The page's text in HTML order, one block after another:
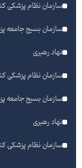
سازمان نظام پزشکی
سازمان بسیج جامعه
نهاد رهبری
سازمان نظام پزشکی
سازمان بسیج جامعه
نهاد رهبری
سازمان نظام پزشکی